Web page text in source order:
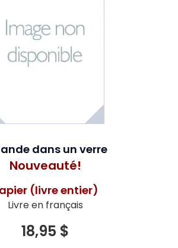
dans un verre
Nouveauté!
(livre entier)
Livre en français
18,95 $